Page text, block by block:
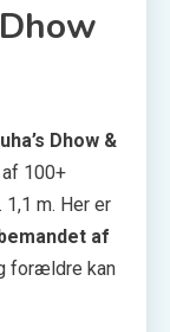
Dhow &
100+
m. Her er
af
forældre kan